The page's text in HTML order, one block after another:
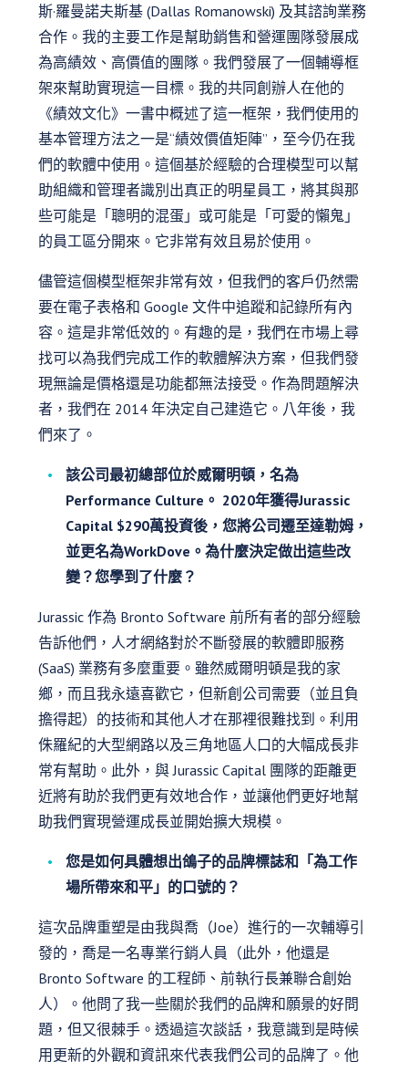
斯·羅曼諾夫斯基 (Dallas Romanowski) 及其諮詢業務
合作。我的主要工作是幫助銷售和營運團隊發展成
為高績效、高價值的團隊。我們發展了一個輔導框
架來幫助實現這一目標。我的共同創辦人在他的
《績效文化》一書中概述了這一框架，我們使用的
基本管理方法之一是“績效價值矩陣”，至今仍在我
們的軟體中使用。這個基於經驗的合理模型可以幫
助組織和管理者識別出真正的明星員工，將其與那
些可能是「聰明的混蛋」或可能是「可愛的懶鬼」
的員工區分開來。它非常有效且易於使用。
儘管這個模型框架非常有效，但我們的客戶仍然需
要在電子表格和 Google 文件中追蹤和記錄所有內
容。這是非常低效的。有趣的是，我們在市場上尋
找可以為我們完成工作的軟體解決方案，但我們發
現無論是價格還是功能都無法接受。作為問題解決
者，我們在 2014 年決定自己建造它。八年後，我
們來了。
該公司最初總部位於威爾明頓，名為
Performance Culture。 2020年獲得Jurassic
Capital $290萬投資後，您將公司遷至達勒姆，
並更名為WorkDove。為什麼決定做出這些改
變？您學到了什麼？
Jurassic 作為 Bronto Software 前所有者的部分經驗
告訴他們，人才網絡對於不斷發展的軟體即服務
(SaaS) 業務有多麼重要。雖然威爾明頓是我的家
鄉，而且我永遠喜歡它，但新創公司需要（並且負
擔得起）的技術和其他人才在那裡很難找到。利用
侏羅紀的大型網路以及三角地區人口的大幅成長非
常有幫助。此外，與 Jurassic Capital 團隊的距離更
近將有助於我們更有效地合作，並讓他們更好地幫
助我們實現營運成長並開始擴大規模。
您是如何具體想出鴿子的品牌標誌和「為工作
場所帶來和平」的口號的？
這次品牌重塑是由我與喬（Joe）進行的一次輔導引
發的，喬是一名專業行銷人員（此外，他還是
Bronto Software 的工程師、前執行長兼聯合創始
人）。他問了我一些關於我們的品牌和願景的好問
題，但又很棘手。透過這次談話，我意識到是時候
用更新的外觀和資訊來代表我們公司的品牌了。他